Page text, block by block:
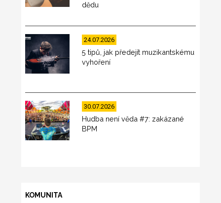
dědu
24.07.2026
5 tipů, jak předejít muzikantskému
vyhoření
30.07.2026
Hudba není věda #7: zakázané
BPM
KOMUNITA